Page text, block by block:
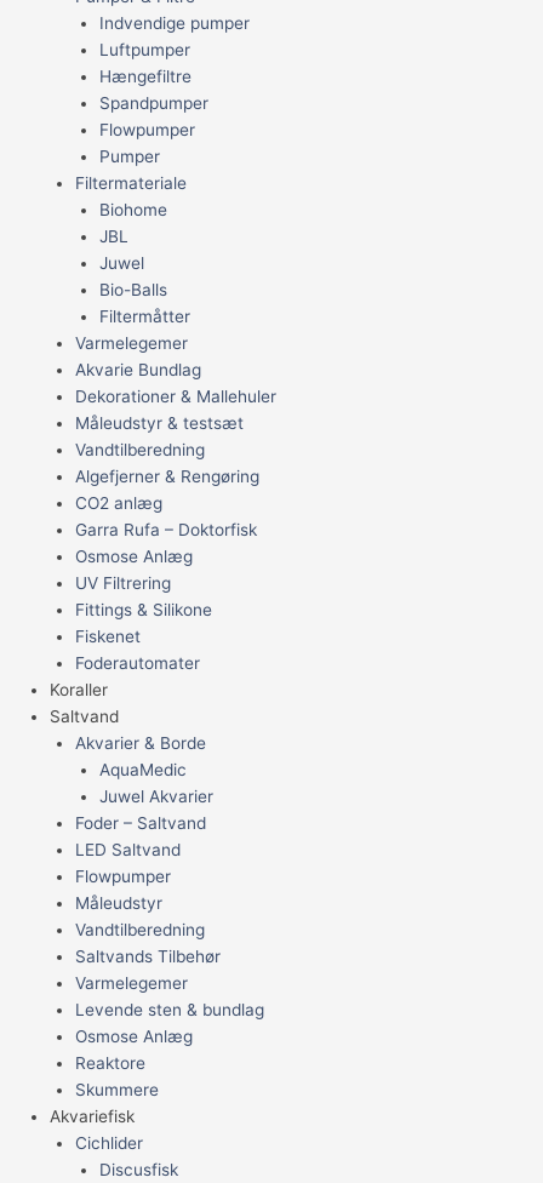
Indvendige pumper
Luftpumper
Hængefiltre
Spandpumper
Flowpumper
Pumper
Filtermateriale
Biohome
JBL
Juwel
Bio-Balls
Filtermåtter
Varmelegemer
Akvarie Bundlag
Dekorationer & Mallehuler
Måleudstyr & testsæt
Vandtilberedning
Algefjerner & Rengøring
CO2 anlæg
Garra Rufa – Doktorfisk
Osmose Anlæg
UV Filtrering
Fittings & Silikone
Fiskenet
Foderautomater
Koraller
Saltvand
Akvarier & Borde
AquaMedic
Juwel Akvarier
Foder – Saltvand
LED Saltvand
Flowpumper
Måleudstyr
Vandtilberedning
Saltvands Tilbehør
Varmelegemer
Levende sten & bundlag
Osmose Anlæg
Reaktore
Skummere
Akvariefisk
Cichlider
Discusfisk